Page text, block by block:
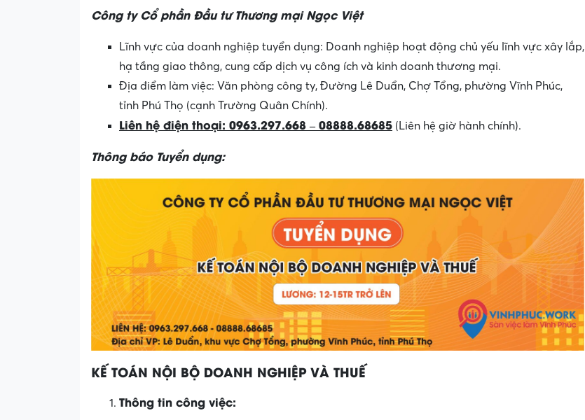
Công ty Cổ phần Đầu tư Thương mại Ngọc Việt
Lĩnh vực của doanh nghiệp tuyển dụng: Doanh nghiệp hoạt động chủ yếu lĩnh vực xây lắp,
hạ tầng giao thông, cung cấp dịch vụ công ích và kinh doanh thương mại.
Địa điểm làm việc: Văn phòng công ty, Đường Lê Duẩn, Chợ Tổng, phường Vĩnh Phúc,
tỉnh Phú Thọ (cạnh Trường Quân Chính).
Liên hệ điện thoại: 0963.297.668 – 08888.68685 (Liên hệ giờ hành chính).
Thông báo Tuyển dụng:
KẾ TOÁN NỘI BỘ DOANH NGHIỆP VÀ THUẾ
Thông tin công việc: